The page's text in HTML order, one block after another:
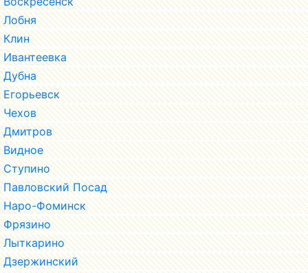
Лобня
Клин
Ивантеевка
Дубна
Егорьевск
Чехов
Дмитров
Видное
Ступино
Павловский Посад
Наро-Фоминск
Фрязино
Лыткарино
Дзержинский